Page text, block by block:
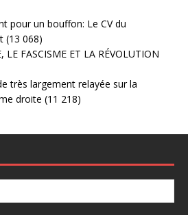
pour un bouffon: Le CV du
(13 068)
LE FASCISME ET LA RÉVOLUTION
très largement relayée sur la
droite (11 218)